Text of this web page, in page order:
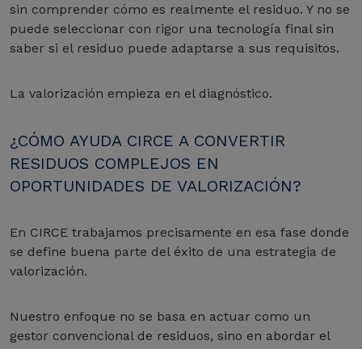
sin comprender cómo es realmente el residuo. Y no se
puede seleccionar con rigor una tecnología final sin
saber si el residuo puede adaptarse a sus requisitos.
La valorización empieza en el diagnóstico.
¿CÓMO AYUDA CIRCE A CONVERTIR
RESIDUOS COMPLEJOS EN
OPORTUNIDADES DE VALORIZACIÓN?
En CIRCE trabajamos precisamente en esa fase donde
se define buena parte del éxito de una estrategia de
valorización.
Nuestro enfoque no se basa en actuar como un
gestor convencional de residuos, sino en abordar el